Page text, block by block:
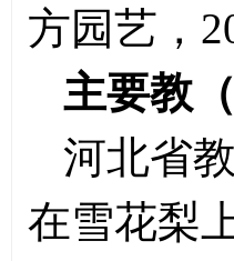
方园艺，
主要教
河北省
在雪花梨